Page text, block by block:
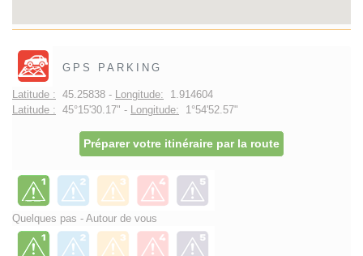
GPS PARKING
Latitude : 45.25838 - Longitude: 1.914604
Latitude : 45°15'30.17" - Longitude: 1°54'52.57"
Préparer votre itinéraire par la route
Quelques pas - Autour de vous